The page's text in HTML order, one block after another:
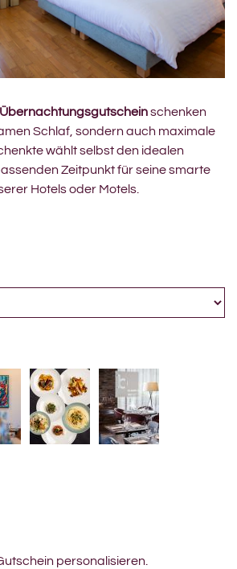
schenken
Schlaf, sondern auch maximale
wählt selbst den idealen
Zeitpunkt für seine smarte
Hotels oder Motels.
personalisieren.